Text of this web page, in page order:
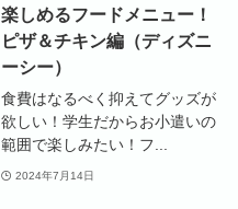
楽しめるフードメニュー！
ピザ＆チキン編（ディズニ
ーシー）
食費はなるべく抑えてグッズが
欲しい！学生だからお小遣いの
範囲で楽しみたい！フ...
2024年7月14日